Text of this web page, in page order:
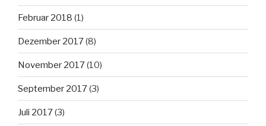
Februar 2018 (1)
Dezember 2017(8)
November 2017(10)
September 2017(3)
Juli 2017(3)